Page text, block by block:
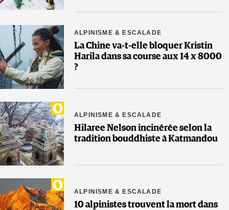
ALPINISME & ESCALADE
La Chine va-t-elle bloquer Kristin
Harila dans sa course aux 14 x 8000
?
ALPINISME & ESCALADE
Hilaree Nelson incinérée selon la
tradition bouddhiste à Katmandou
ALPINISME & ESCALADE
10 alpinistes trouvent la mort dans